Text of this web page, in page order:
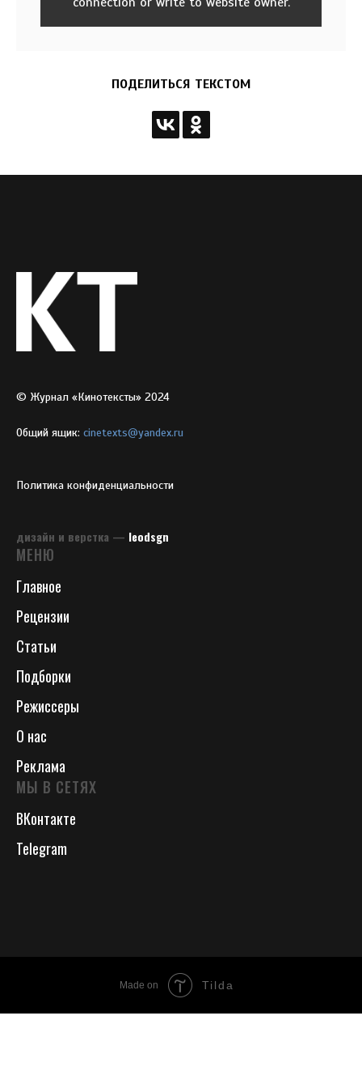
ПОДЕЛИТЬСЯ ТЕКСТОМ
© Журнал «Кинотексты» 2024
Общий ящик: cinetexts@yandex.ru
Политика конфиденциальности
дизайн и верстка — leodsgn
МЕНЮ
Главное
Рецензии
Статьи
Подборки
Режиссеры
О нас
Реклама
МЫ В СЕТЯХ
ВКонтакте
Telegram
Made on Tilda